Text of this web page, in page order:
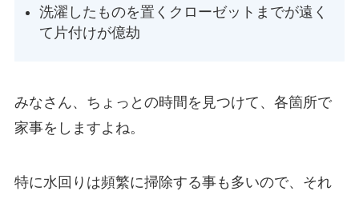
洗濯したものを置くクローゼットまでが遠く
て片付けが億劫
みなさん、ちょっとの時間を見つけて、各箇所で
家事をしますよね。
特に水回りは頻繁に掃除する事も多いので、それ